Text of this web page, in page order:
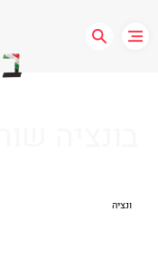
ונציה